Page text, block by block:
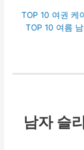
TOP 10 여권 케
TOP 10 여름
남자 슬